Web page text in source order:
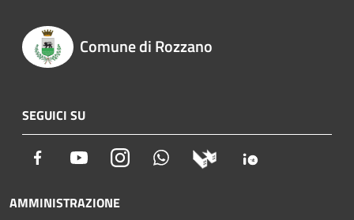
Comune di Rozzano
SEGUICI SU
Facebook YoutubeInstagram Whatsapp
AMMINISTRAZIONE